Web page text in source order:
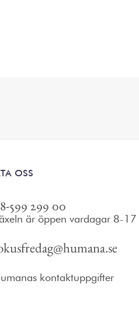
OSS
599 299 00
är öppen vardagar 8-17
kontaktuppgifter